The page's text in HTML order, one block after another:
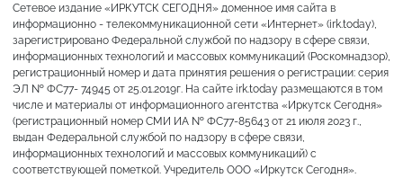
Сетевое издание «ИРКУТСК СЕГОДНЯ» доменное имя сайта в
информационно - телекоммуникационной сети «Интернет» (irk.today),
зарегистрировано Федеральной службой по надзору в сфере связи,
информационных технологий и массовых коммуникаций (Роскомнадзор),
регистрационный номер и дата принятия решения о регистрации: серия
ЭЛ № ФС77- 74945 от 25.01.2019г. На сайте irk.today размещаются в том
числе и материалы от информационного агентства «Иркутск Сегодня»
(регистрационный номер СМИ ИА № ФС77-85643 от 21 июля 2023 г.,
выдан Федеральной службой по надзору в сфере связи,
информационных технологий и массовых коммуникаций) с
соответствующей пометкой. Учредитель ООО «Иркутск Сегодня».